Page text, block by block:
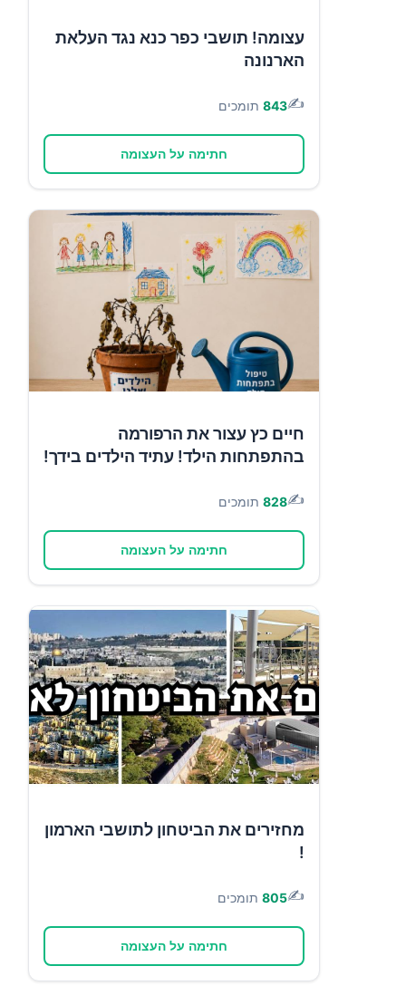
עצומה! תושבי כפר כנא נגד העלאת
הארנונה
✍️
843 תומכים
חתימה על העצומה
חיים כץ עצור את הרפורמה
בהתפתחות הילד! עתיד הילדים בידך!
✍️
828 תומכים
חתימה על העצומה
מחזירים את הביטחון לתושבי הארמון
!
✍️
805 תומכים
חתימה על העצומה